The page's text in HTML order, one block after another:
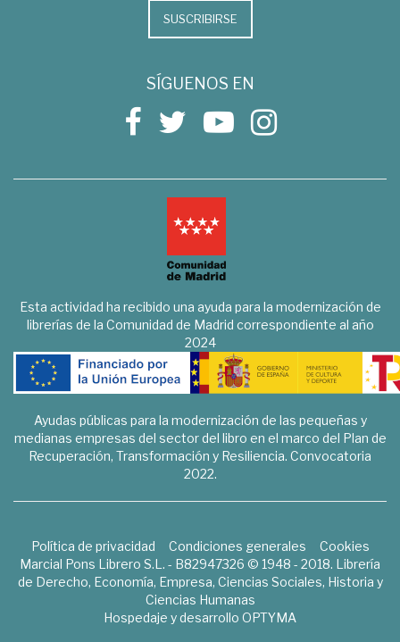
SUSCRIBIRSE
SÍGUENOS EN
Esta actividad ha recibido una ayuda para la modernización de
librerías de la Comunidad de Madrid correspondiente al año
2024
Ayudas públicas para la modernización de las pequeñas y
medianas empresas del sector del libro en el marco del Plan de
Recuperación, Transformación y Resiliencia. Convocatoria
2022.
Política de privacidad Condiciones generales
Cookies
Marcial Pons Librero S.L. - B82947326 © 1948 - 2018. Librería
de Derecho, Economía, Empresa, Ciencias Sociales, Historia y
Ciencias Humanas
Hospedaje y desarrollo OPTYMA